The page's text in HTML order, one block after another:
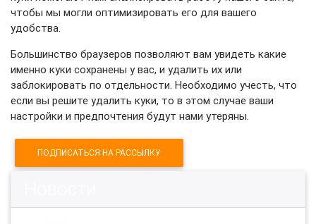
чтобы мы могли оптимизировать его для вашего
удобства.
Большинство браузеров позволяют вам увидеть какие
именно куки сохранены у вас, и удалить их или
заблокировать по отдельности. Необходимо учесть, что
если вы решите удалить куки, то в этом случае ваши
настройки и предпочтения будут нами утеряны.
ПОДПИСАТЬСЯ НА РАССЫЛКУ